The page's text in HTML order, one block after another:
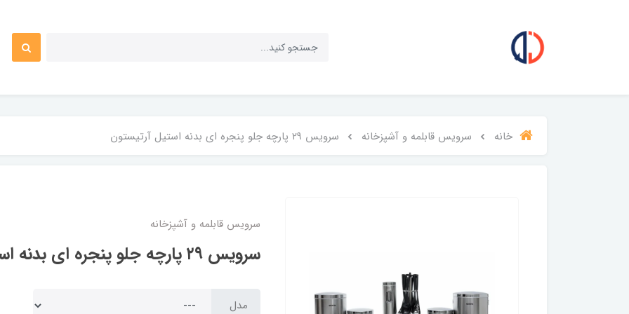
خانه سرویس قابلمه و آشپزخانه سرویس ۲۹ پارچه جلو پنجره ای بدنه استیل آرتیستون
سرویس قابلمه و آشپزخانه
سرویس ۲۹ پارچه جلو پنجره ای بدنه استیل آرتیستون
مدل